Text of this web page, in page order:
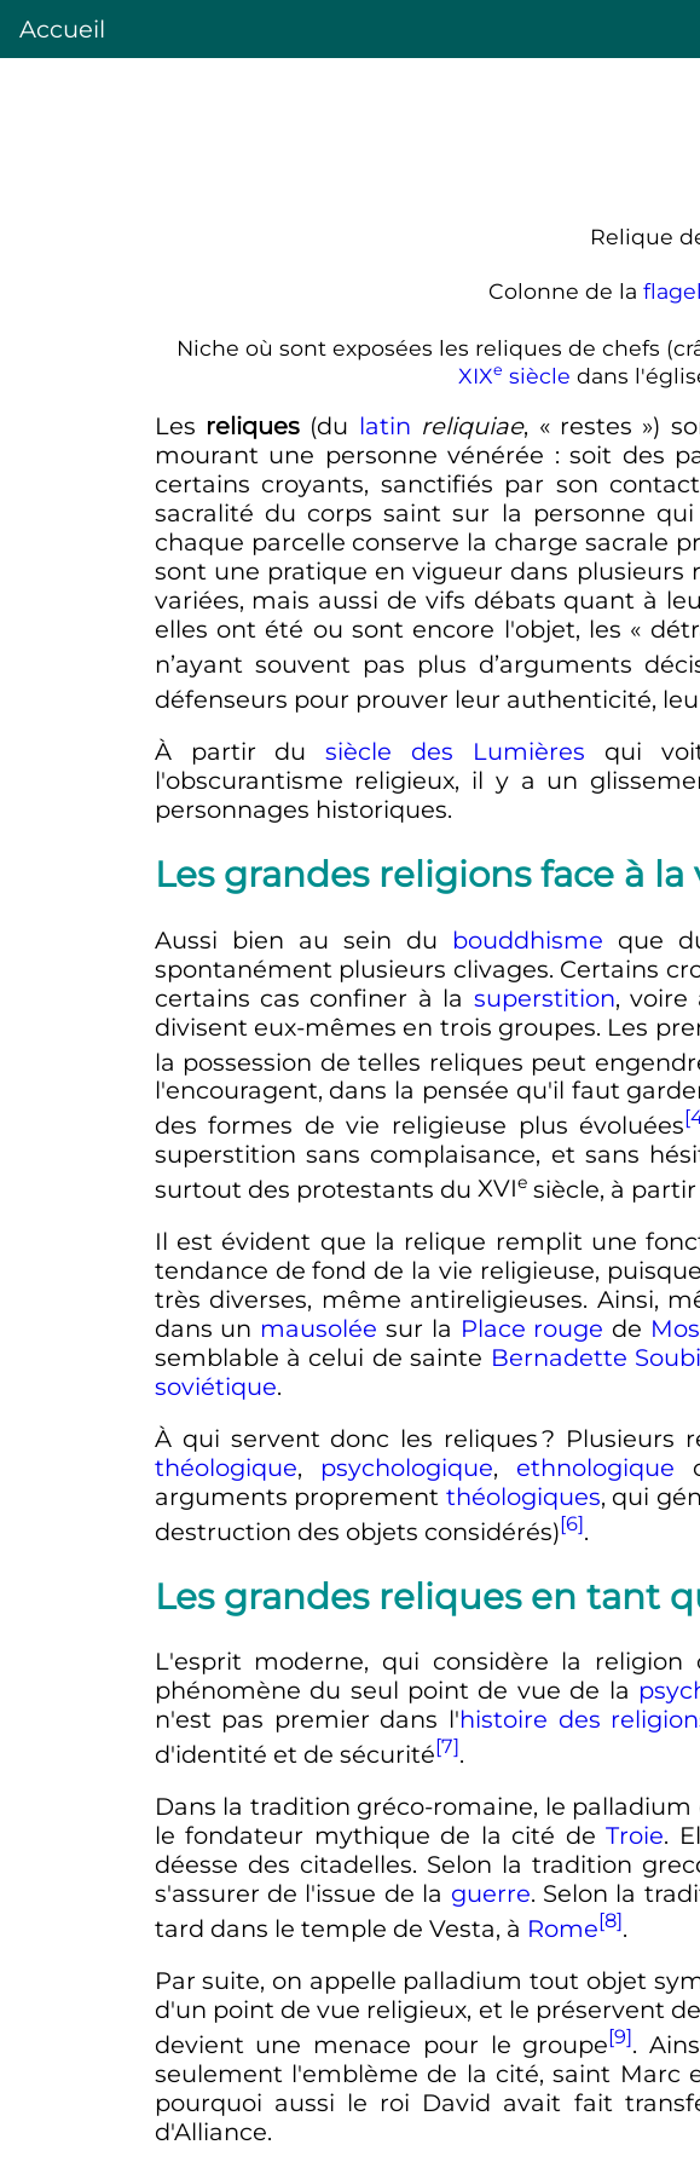
Accueil
Relique
Colonne de la
Niche où sont exposées les reliques de chefs
XIXe siècle dans
Les reliques (du latin reliquiae, « restes »)
mourant une personne vénérée : soit des
certains croyants, sanctifiés par son
sacralité du corps saint sur la personne
chaque parcelle conserve la charge sacrale
sont une pratique en vigueur dans plusieurs
variées, mais aussi de vifs débats quant à
elles ont été ou sont encore l'objet, les «
n’ayant souvent pas plus d’arguments
défenseurs pour prouver leur authenticité,
À partir dusiècle des Lumières qui
l'obscurantisme religieux, il y a un
personnages historiques.
Les grandes religions face à
Aussi bien au sein du bouddhisme que
spontanément plusieurs clivages. Certains
certains cas confiner à la superstition, voire
divisent eux-mêmes en trois groupes. Les
la possession de telles reliques peut
l'encouragent, dans la pensée qu'il faut
des formes de vie religieuse plus évoluées
superstition sans complaisance, et sans
surtout des protestants du XVIe siècle, à
Il est évident que la relique remplit une
tendance de fond de la vie religieuse,
très diverses, même antireligieuses. Ainsi,
dans un mausolée sur la Place rouge de
semblable à celui de sainte Bernadette
soviétique.
À qui servent donc les reliques ? Plusieurs
théologique, psychologique, ethnologique
arguments proprement théologiques, qui
destruction des objets considérés)[6].
Les grandes reliques en tant
L'esprit moderne, qui considère la
phénomène du seul point de vue de la
n'est pas premier dans l'histoire des
d'identité et de sécurité[7].
Dans la tradition gréco-romaine, le
le fondateur mythique de la cité deTroie.
déesse des citadelles. Selon la tradition
s'assurer de l'issue de la guerre. Selon la
tard dans le temple de Vesta, à Rome[8].
Par suite, on appelle palladium tout objet
d'un point de vue religieux, et le préservent
devient une menace pour le groupe[9].
seulement l'emblème de la cité, saint Marc
pourquoi aussi le roi David avait fait
d'Alliance.